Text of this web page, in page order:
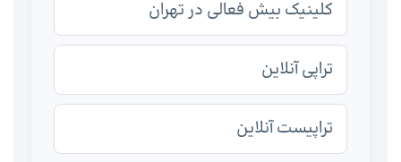
کلینیک بیش فعالی در تهران
تراپی آنلاین
تراپیست آنلاین